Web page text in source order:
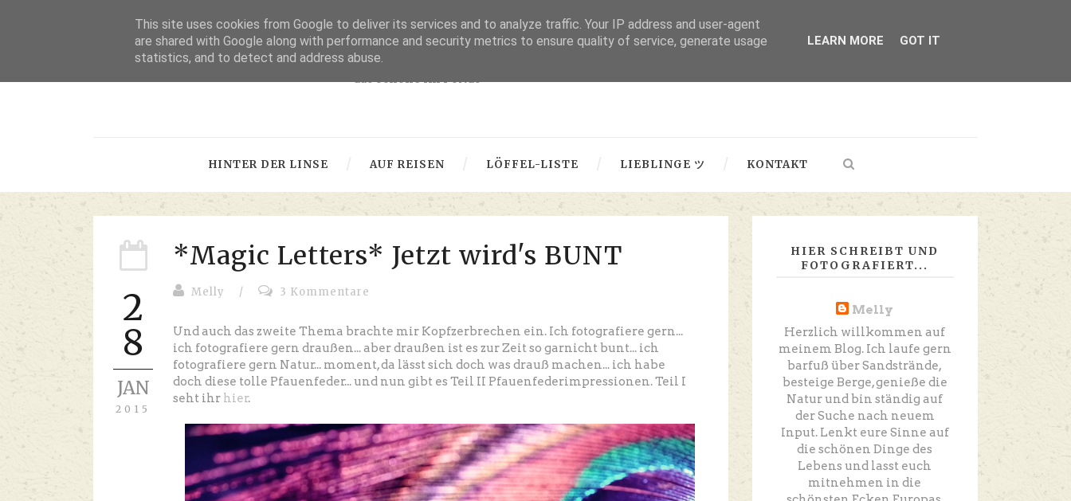
thru lensed eyes
HINTER DER LINSE AUF REISEN LÖFFEL-LISTE LIEBLINGE ツ KONTAKT
2
8
JAN
2015
*Magic Letters* Jetzt wird's BUNT
Melly / 3 Kommentare
Und auch das zweite Thema brachte mir Kopfzerbrechen ein. Ich fotografiere gern...
ich fotografiere gern draußen... aber draußen ist es zur Zeit so garnicht bunt... ich
fotografiere gern Natur... moment, da lässt sich doch was drauß machen... ich habe
doch diese tolle Pfauenfeder... und nun gibt es Teil II Pfauenfederimpressionen. Teil I
seht ihr hier.
HIER SCHREIBT UND
FOTOGRAFIERT...
Melly
Herzlich willkommen auf
meinem Blog. Ich laufe gern
barfuß über Sandstrände,
besteige Berge, genieße die
Natur und bin ständig auf
der Suche nach neuem
Input. Lenkt eure Sinne auf
die schönen Dinge des
Lebens und lasst euch
mitnehmen in die
This site uses cookies from Google to deliver its services and to analyze traffic. Your IP address and user-agent
are shared with Google along with performance and security metrics to ensure quality of service, generate usage
statistics, and to detect and address abuse.
LEARN MORE GOT IT